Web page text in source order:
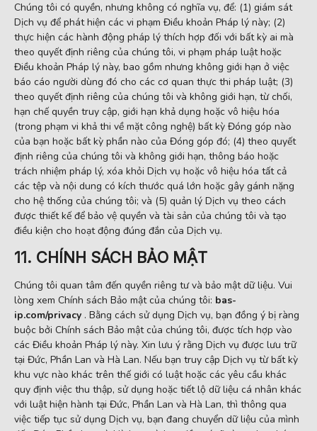
Chúng tôi có quyền, nhưng không có nghĩa vụ, để: (1) giám sát
Dịch vụ để phát hiện các vi phạm Điều khoản Pháp lý này; (2)
thực hiện các hành động pháp lý thích hợp đối với bất kỳ ai mà
theo quyết định riêng của chúng tôi, vi phạm pháp luật hoặc
Điều khoản Pháp lý này, bao gồm nhưng không giới hạn ở việc
báo cáo người dùng đó cho các cơ quan thực thi pháp luật; (3)
theo quyết định riêng của chúng tôi và không giới hạn, từ chối,
hạn chế quyền truy cập, giới hạn khả dụng hoặc vô hiệu hóa
(trong phạm vi khả thi về mặt công nghệ) bất kỳ Đóng góp nào
của bạn hoặc bất kỳ phần nào của Đóng góp đó; (4) theo quyết
định riêng của chúng tôi và không giới hạn, thông báo hoặc
trách nhiệm pháp lý, xóa khỏi Dịch vụ hoặc vô hiệu hóa tất cả
các tệp và nội dung có kích thước quá lớn hoặc gây gánh nặng
cho hệ thống của chúng tôi; và (5) quản lý Dịch vụ theo cách
được thiết kế để bảo vệ quyền và tài sản của chúng tôi và tạo
điều kiện cho hoạt động đúng đắn của Dịch vụ.
11. CHÍNH SÁCH BẢO MẬT
Chúng tôi quan tâm đến quyền riêng tư và bảo mật dữ liệu. Vui
lòng xem Chính sách Bảo mật của chúng tôi: bas-
ip.com/privacy . Bằng cách sử dụng Dịch vụ, bạn đồng ý bị ràng
buộc bởi Chính sách Bảo mật của chúng tôi, được tích hợp vào
các Điều khoản Pháp lý này. Xin lưu ý rằng Dịch vụ được lưu trữ
tại Đức, Phần Lan và Hà Lan. Nếu bạn truy cập Dịch vụ từ bất kỳ
khu vực nào khác trên thế giới có luật hoặc các yêu cầu khác
quy định việc thu thập, sử dụng hoặc tiết lộ dữ liệu cá nhân khác
với luật hiện hành tại Đức, Phần Lan và Hà Lan, thì thông qua
việc tiếp tục sử dụng Dịch vụ, bạn đang chuyển dữ liệu của mình